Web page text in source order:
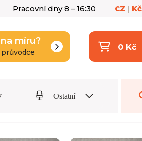
Pracovní dny 8 – 16:30 CZ | Kč
míru?
0 Kč
Ostatní